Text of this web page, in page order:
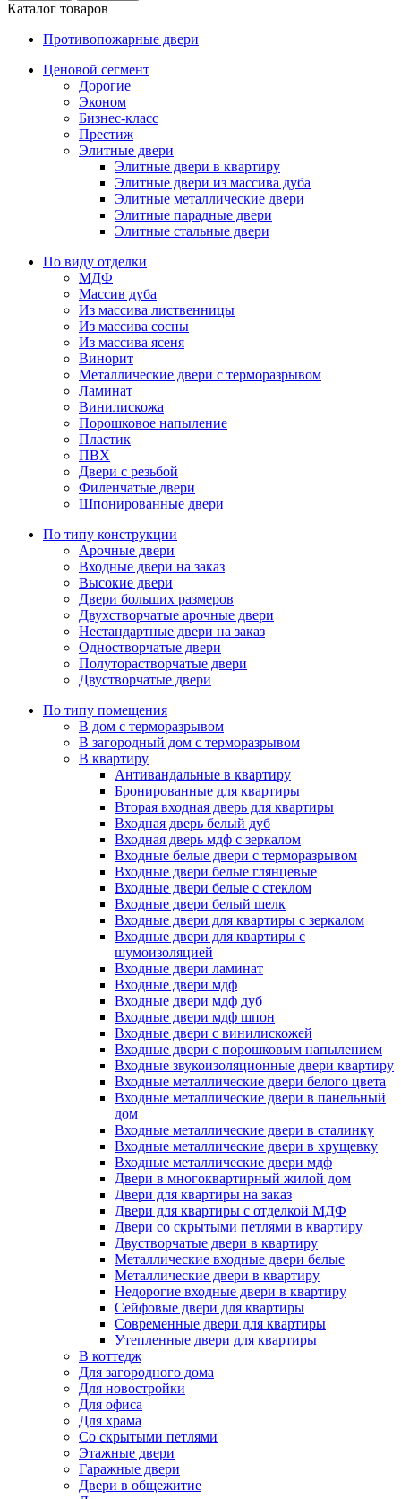
Каталог товаров
Противопожарные двери
Ценовой сегмент
Дорогие
Эконом
Бизнес-класс
Престиж
Элитные двери
Элитные двери в квартиру
Элитные двери из массива дуба
Элитные металлические двери
Элитные парадные двери
Элитные стальные двери
По виду отделки
МДФ
Массив дуба
Из массива лиственницы
Из массива сосны
Из массива ясеня
Винорит
Металлические двери с терморазрывом
Ламинат
Винилискожа
Порошковое напыление
Пластик
ПВХ
Двери с резьбой
Филенчатые двери
Шпонированные двери
По типу конструкции
Арочные двери
Входные двери на заказ
Высокие двери
Двери больших размеров
Двухстворчатые арочные двери
Нестандартные двери на заказ
Одностворчатые двери
Полуторастворчатые двери
Двустворчатые двери
По типу помещения
В дом с терморазрывом
В загородный дом с терморазрывом
В квартиру
Антивандальные в квартиру
Бронированные для квартиры
Вторая входная дверь для квартиры
Входная дверь белый дуб
Входная дверь мдф с зеркалом
Входные белые двери с терморазрывом
Входные двери белые глянцевые
Входные двери белые с стеклом
Входные двери белый шелк
Входные двери для квартиры с зеркалом
Входные двери для квартиры с
шумоизоляцией
Входные двери ламинат
Входные двери мдф
Входные двери мдф дуб
Входные двери мдф шпон
Входные двери с винилискожей
Входные двери с порошковым напылением
Входные звукоизоляционные двери квартиру
Входные металлические двери белого цвета
Входные металлические двери в панельный
дом
Входные металлические двери в сталинку
Входные металлические двери в хрущевку
Входные металлические двери мдф
Двери в многоквартирный жилой дом
Двери для квартиры на заказ
Двери для квартиры с отделкой МДФ
Двери со скрытыми петлями в квартиру
Двустворчатые двери в квартиру
Металлические входные двери белые
Металлические двери в квартиру
Недорогие входные двери в квартиру
Сейфовые двери для квартиры
Современные двери для квартиры
Утепленные двери для квартиры
В коттедж
Для загородного дома
Для новостройки
Для офиса
Для храма
Со скрытыми петлями
Этажные двери
Гаражные двери
Двери в общежитие